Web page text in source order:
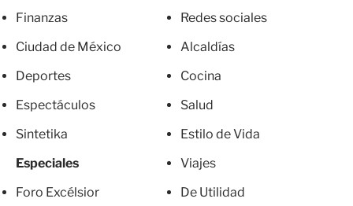
Finanzas
Ciudad de México
Deportes
Espectáculos
Sintetika
Especiales
Foro Excélsior
Redes sociales
Alcaldías
Cocina
Salud
Estilo de Vida
Viajes
De Utilidad